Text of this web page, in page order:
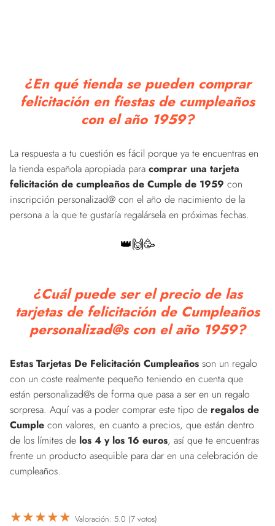
¿En qué tienda se pueden comprar
felicitación en fiestas de cumpleaños
con el año 1959?
La respuesta a tu cuestión es fácil porque ya te encuentras en
la tienda española apropiada para comprar una tarjeta
felicitación de cumpleaños de Cumple de 1959 con
inscripción personalizad@ con el año de nacimiento de la
persona a la que te gustaría regalársela en próximas fechas.
👑🙌🥳
¿Cuál puede ser el precio de las
tarjetas de felicitación de Cumpleaños
personalizad@s con el año 1959?
Estas Tarjetas De Felicitación Cumpleaños son un regalo
con un coste realmente pequeño teniendo en cuenta que
están personalizad@s de forma que pasa a ser en un regalo
sorpresa. Aquí vas a poder comprar este tipo de regalos de
Cumple con valores, en cuanto a precios, que están dentro
de los límites de los 4 y los 16 euros, así que te encuentras
frente un producto asequible para dar en una celebración de
cumpleaños.
★★★★★ Valoración: 5.0 (7 votos)